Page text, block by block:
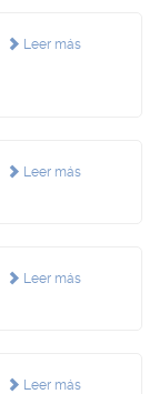
Leer más
Leer más
Leer más
Leer más